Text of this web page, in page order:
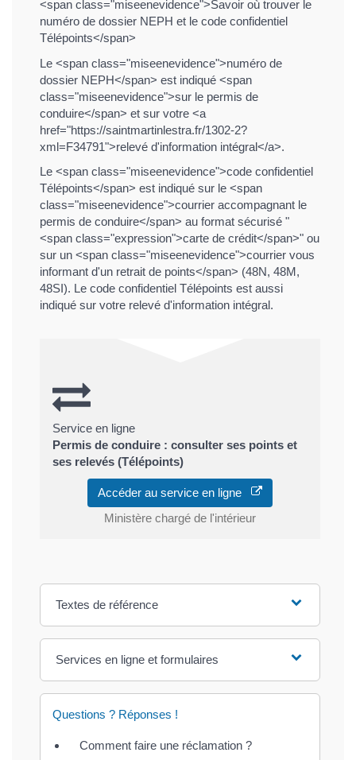
<span class="miseenevidence">Savoir où trouver le
numéro de dossier NEPH et le code confidentiel
Télépoints</span>
Le <span class="miseenevidence">numéro de
dossier NEPH</span> est indiqué <span
class="miseenevidence">sur le permis de
conduire</span> et sur votre <a
href="https://saintmartinlestra.fr/1302-2?
xml=F34791">relevé d'information intégral</a>.
Le <span class="miseenevidence">code confidentiel
Télépoints</span> est indiqué sur le <span
class="miseenevidence">courrier accompagnant le
permis de conduire</span> au format sécurisé "
<span class="expression">carte de crédit</span>" ou
sur un <span class="miseenevidence">courrier vous
informant d'un retrait de points</span> (48N, 48M,
48SI). Le code confidentiel Télépoints est aussi
indiqué sur votre relevé d'information intégral.
Service en ligne
Permis de conduire : consulter ses points et
ses relevés (Télépoints)
Accéder au service en ligne
Ministère chargé de l'intérieur
Textes de référence
Services en ligne et formulaires
Questions ? Réponses !
Comment faire une réclamation ?